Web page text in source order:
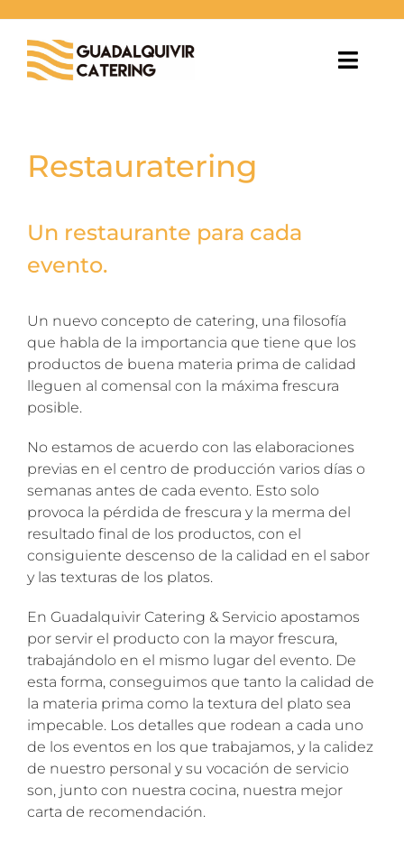
contenido
BODAS
ESPACIOS
BLOG
NOSOTROS
CONTACTO
Restauratering
Un restaurante para cada
evento.
Un nuevo concepto de catering, una filosofía
que habla de la importancia que tiene que los
productos de buena materia prima de calidad
lleguen al comensal con la máxima frescura
posible.
No estamos de acuerdo con las elaboraciones
previas en el centro de producción varios días o
semanas antes de cada evento. Esto solo
provoca la pérdida de frescura y la merma del
resultado final de los productos, con el
consiguiente descenso de la calidad en el sabor
y las texturas de los platos.
En Guadalquivir Catering & Servicio apostamos
por servir el producto con la mayor frescura,
trabajándolo en el mismo lugar del evento. De
esta forma, conseguimos que tanto la calidad de
la materia prima como la textura del plato sea
impecable. Los detalles que rodean a cada uno
de los eventos en los que trabajamos, y la calidez
de nuestro personal y su vocación de servicio
son, junto con nuestra cocina, nuestra mejor
carta de recomendación.